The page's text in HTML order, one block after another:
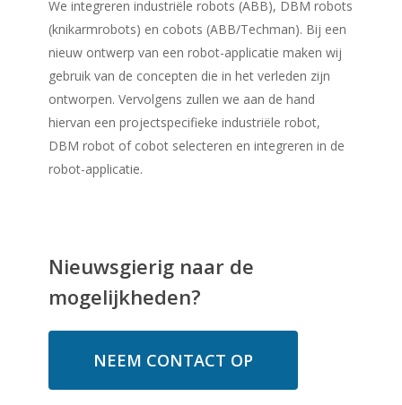
We integreren industriële robots (ABB), DBM robots
(knikarmrobots) en cobots (ABB/Techman). Bij een
nieuw ontwerp van een robot-applicatie maken wij
gebruik van de concepten die in het verleden zijn
ontworpen. Vervolgens zullen we aan de hand
hiervan een projectspecifieke industriële robot,
DBM robot of cobot selecteren en integreren in de
robot-applicatie.
Nieuwsgierig naar de
mogelijkheden?
NEEM CONTACT OP